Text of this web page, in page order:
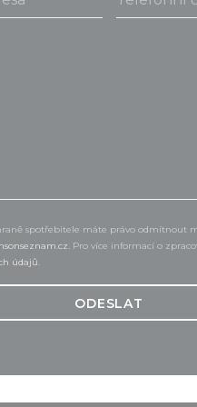
spotřebitele máte právo odmítnout
. Pro více informací o
údajů.